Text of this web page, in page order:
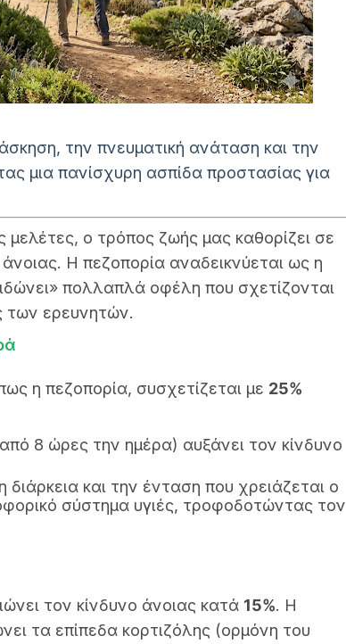
την πνευματική ανάταση και την
μια πανίσχυρη ασπίδα προστασίας για
ο τρόπος ζωής μας καθορίζει σε
Η πεζοπορία αναδεικνύεται ως η
πολλαπλά οφέλη που σχετίζονται
των ερευνητών.
η πεζοπορία, συσχετίζεται με 25%
8 ώρες την ημέρα) αυξάνει τον κίνδυνο
και την ένταση που χρειάζεται ο
σύστημα υγιές, τροφοδοτώντας τον
τον κίνδυνο άνοιας κατά 15%. Η
τα επίπεδα κορτιζόλης (ορμόνη του